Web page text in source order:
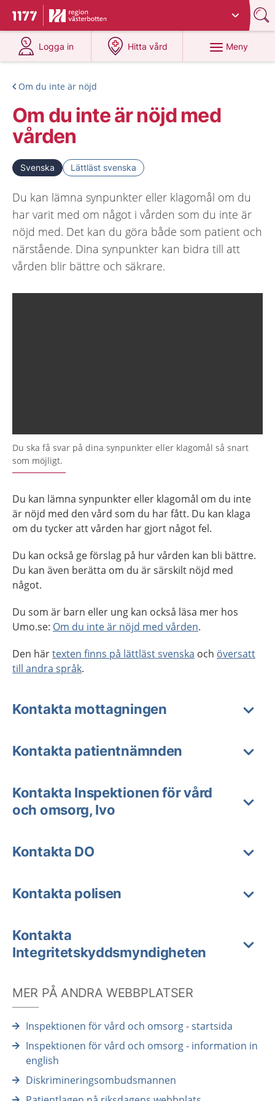
Till startsidan för 1177
Du har valt region
Logga in
på 1177.se
Hitta vård
på 1177.se
Meny
Om du inte är nöjd
Om du inte är nöjd med
vården
Svenska Lättläst svenska
Du kan lämna synpunkter eller klagomål om du
har varit med om något i vården som du inte är
nöjd med. Det kan du göra både som patient och
närstående. Dina synpunkter kan bidra till att
vården blir bättre och säkrare.
Du ska få svar på dina synpunkter eller klagomål så snart
som möjligt.
Du kan lämna synpunkter eller klagomål om du inte
är nöjd med den vård som du har fått. Du kan klaga
om du tycker att vården har gjort något fel.
Du kan också ge förslag på hur vården kan bli bättre.
Du kan även berätta om du är särskilt nöjd med
något.
Du som är barn eller ung kan också läsa mer hos
Umo.se: Om du inte är nöjd med vården.
Den härtexten finns på lättläst svenska och översatt
till andra språk.
Kontakta mottagningen
Kontakta patientnämnden
Kontakta Inspektionen för vård
och omsorg, Ivo
Kontakta DO
Kontakta polisen
Kontakta
Integritetskyddsmyndigheten
MER PÅ ANDRA WEBBPLATSER
Inspektionen för vård och omsorg - startsida
Inspektionen för vård och omsorg - information in
english
Diskrimineringsombudsmannen